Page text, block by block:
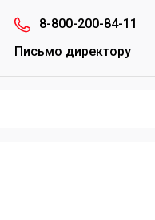
8-800-200-84-11
Письмо директору